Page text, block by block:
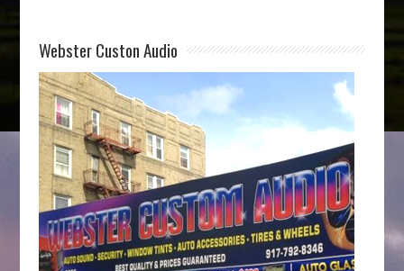
Webster Custon Audio